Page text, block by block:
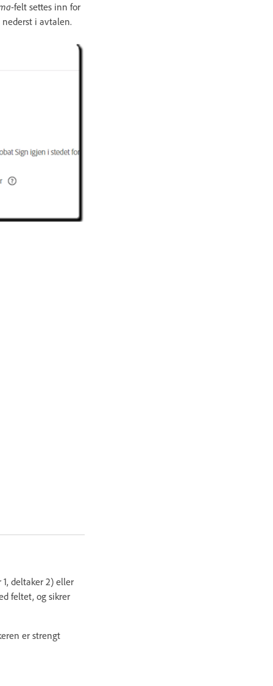
-felt settes inn for
i avtalen.
deltaker 2) eller
feltet, og sikrer
er strengt